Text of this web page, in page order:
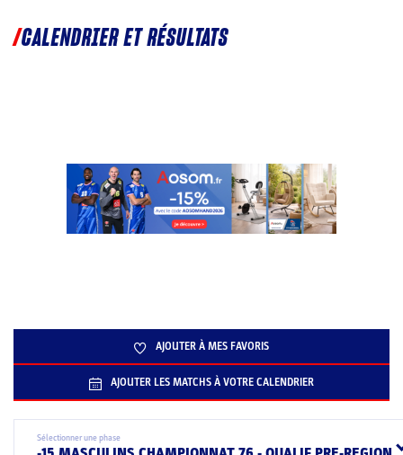
CALENDRIER ET RÉSULTATS
AJOUTER À MES FAVORIS
AJOUTER LES MATCHS À VOTRE CALENDRIER
Sélectionner une phase